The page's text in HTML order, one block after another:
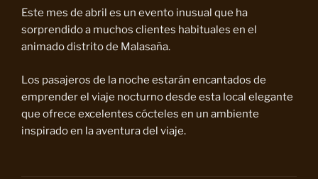
Este mes de abril es un evento inusual que ha
sorprendido a muchos clientes habituales en el
animado distrito de Malasaña.
Los pasajeros de la noche estarán encantados de
emprender el viaje nocturno desde esta local elegante
que ofrece excelentes cócteles en un ambiente
inspirado en la aventura del viaje.